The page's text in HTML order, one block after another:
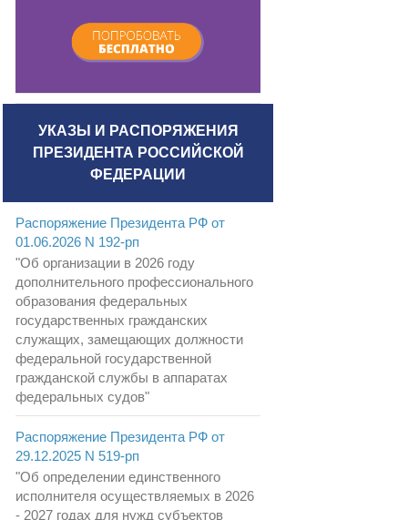
УКАЗЫ И РАСПОРЯЖЕНИЯ
ПРЕЗИДЕНТА РОССИЙСКОЙ
ФЕДЕРАЦИИ
Распоряжение Президента РФ от
01.06.2026 N 192-рп
"Об организации в 2026 году
дополнительного профессионального
образования федеральных
государственных гражданских
служащих, замещающих должности
федеральной государственной
гражданской службы в аппаратах
федеральных судов"
Распоряжение Президента РФ от
29.12.2025 N 519-рп
"Об определении единственного
исполнителя осуществляемых в 2026
- 2027 годах для нужд субъектов